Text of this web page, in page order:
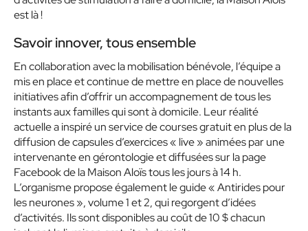
est là !
Savoir innover, tous ensemble
En collaboration avec la mobilisation bénévole, l’équipe a
mis en place et continue de mettre en place de nouvelles
initiatives afin d’offrir un accompagnement de tous les
instants aux familles qui sont à domicile. Leur réalité
actuelle a inspiré un service de courses gratuit en plus de la
diffusion de capsules d’exercices « live » animées par une
intervenante en gérontologie et diffusées sur la page
Facebook de la Maison Aloïs tous les jours à 14 h.
L’organisme propose également le guide « Antirides pour
les neurones », volume 1 et 2, qui regorgent d’idées
d’activités. Ils sont disponibles au coût de 10 $ chacun